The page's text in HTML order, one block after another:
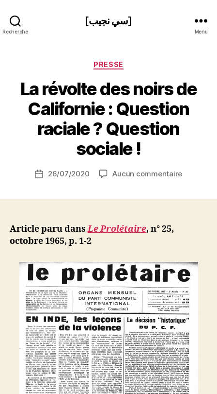
Recherche
[سي نجيب]
Menu
Catégories
PRESSE
La révolte des noirs de
Californie : Question
raciale ? Question
sociale !
de
a
S
N
Date26/07/2020 Aucun commentairesur
raciale
?
Question
sociale
!
Article paru dansLe Prolétaire, n° 25,
octobre 1965, p. 1-2